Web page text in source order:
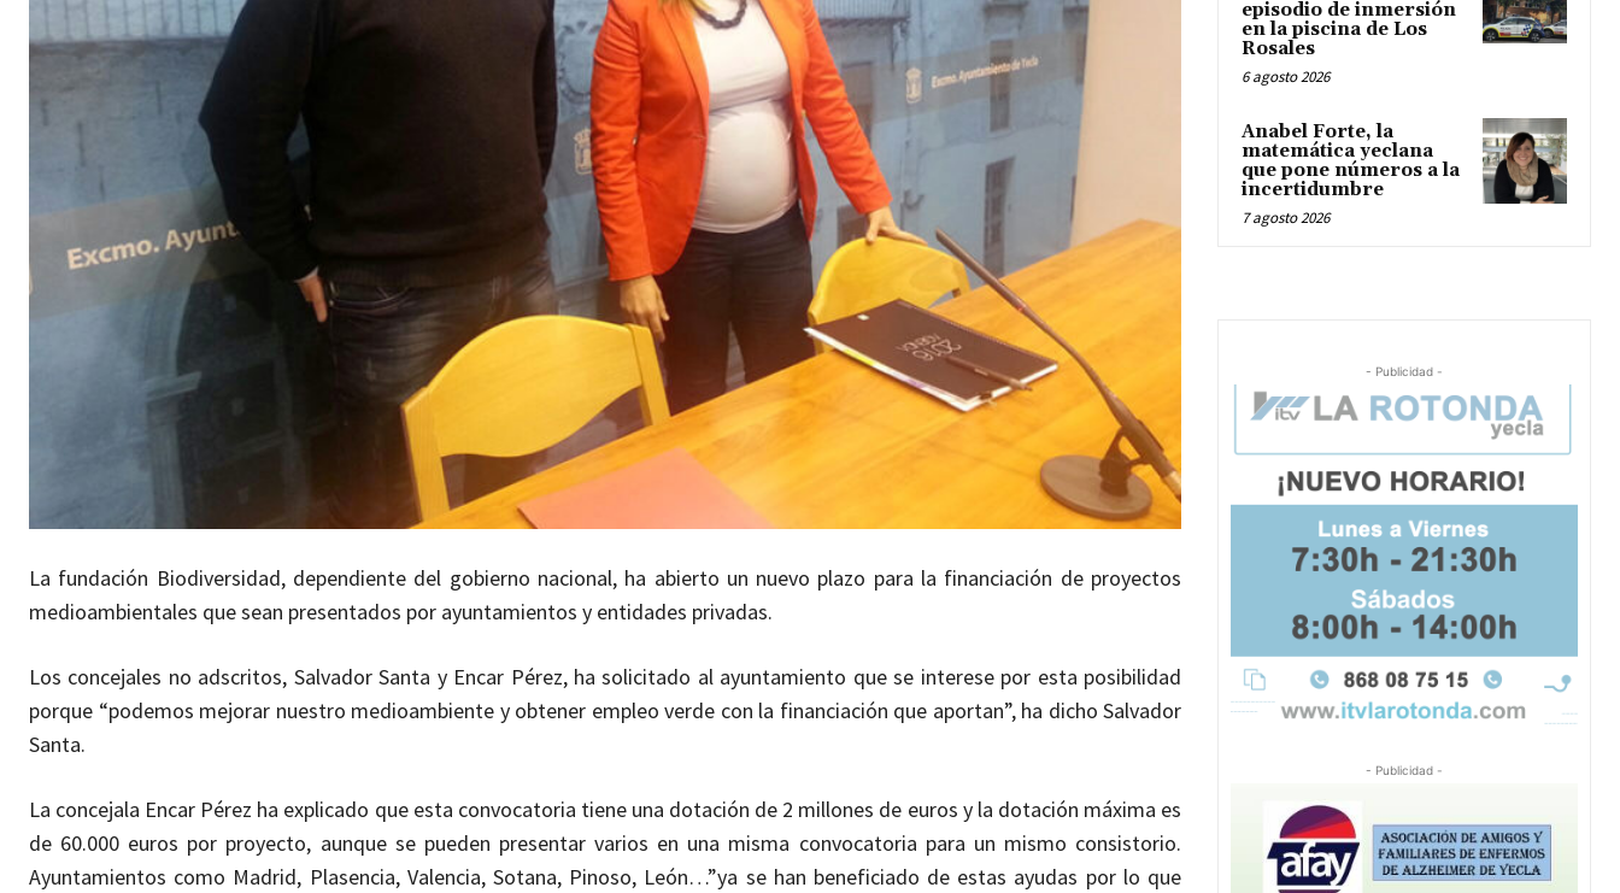
La fundación Biodiversidad, dependiente del gobierno nacional, ha abierto un nuevo plazo para la financiación de proyectos
medioambientales que sean presentados por ayuntamientos y entidades privadas.
Los concejales no adscritos, Salvador Santa y Encar Pérez, ha solicitado al ayuntamiento que se interese por esta posibilidad
porque “podemos mejorar nuestro medioambiente y obtener empleo verde con la financiación que aportan”, ha dicho Salvador
Santa.
La concejala Encar Pérez ha explicado que esta convocatoria tiene una dotación de 2 millones de euros y la dotación máxima es
de 60.000 euros por proyecto, aunque se pueden presentar varios en una misma convocatoria para un mismo consistorio.
Ayuntamientos como Madrid, Plasencia, Valencia, Sotana, Pinoso, León…”ya se han beneficiado de estas ayudas por lo que
episodio de inmersión
en la piscina de Los
Rosales
6 agosto 2026
Anabel Forte, la
matemática yeclana
que pone números a la
incertidumbre
7 agosto 2026
- Publicidad -
- Publicidad -